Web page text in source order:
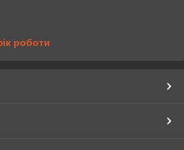
роботи